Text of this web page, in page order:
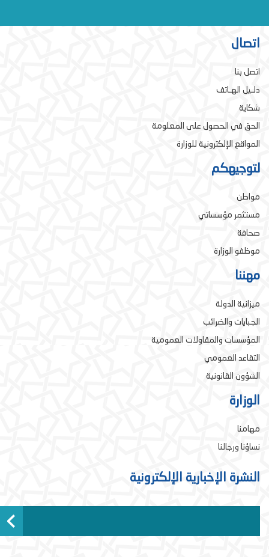
اتصال
اتصل بنا
دلـيل الهـاتف
شكاية
الحق في الحصول على المعلومة
المواقع الإلكترونية للوزارة
لتوجيهكم
مواطن
مستثمر مؤسساتي
صحافة
موظفو الوزارة
مهننا
ميزانية الدولة
الجبايات والضرائب
المؤسسات والمقاولات العمومية
التقاعد العمومي
الشؤون القانونية
الوزارة
مهامنا
نساؤنا ورجالنا
النشرة الإخبارية الإلكترونية